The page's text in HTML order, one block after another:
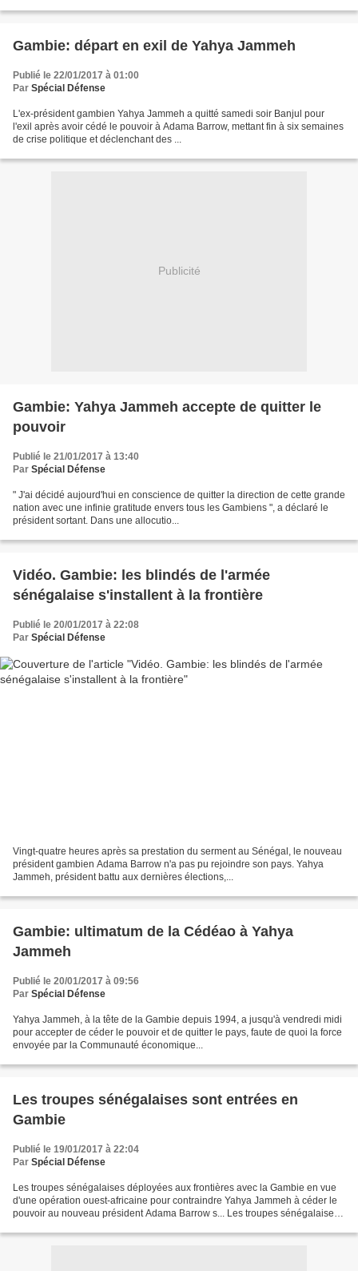
Gambie: départ en exil de Yahya Jammeh
Publié le 22/01/2017 à 01:00
Par Spécial Défense
L'ex-président gambien Yahya Jammeh a quitté samedi soir Banjul pour
l'exil après avoir cédé le pouvoir à Adama Barrow, mettant fin à six semaines
de crise politique et déclenchant des ...
Publicité
Gambie: Yahya Jammeh accepte de quitter le
pouvoir
Publié le 21/01/2017 à 13:40
Par Spécial Défense
" J'ai décidé aujourd'hui en conscience de quitter la direction de cette grande
nation avec une infinie gratitude envers tous les Gambiens ", a déclaré le
président sortant. Dans une allocutio...
Vidéo. Gambie: les blindés de l'armée
sénégalaise s'installent à la frontière
Publié le 20/01/2017 à 22:08
Par Spécial Défense
Vingt-quatre heures après sa prestation du serment au Sénégal, le nouveau
président gambien Adama Barrow n'a pas pu rejoindre son pays. Yahya
Jammeh, président battu aux dernières élections,...
Gambie: ultimatum de la Cédéao à Yahya
Jammeh
Publié le 20/01/2017 à 09:56
Par Spécial Défense
Yahya Jammeh, à la tête de la Gambie depuis 1994, a jusqu'à vendredi midi
pour accepter de céder le pouvoir et de quitter le pays, faute de quoi la force
envoyée par la Communauté économique...
Les troupes sénégalaises sont entrées en
Gambie
Publié le 19/01/2017 à 22:04
Par Spécial Défense
Les troupes sénégalaises déployées aux frontières avec la Gambie en vue
d'une opération ouest-africaine pour contraindre Yahya Jammeh à céder le
pouvoir au nouveau président Adama Barrow s... Les troupes sénégalaises